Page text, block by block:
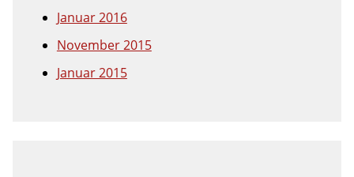
Januar 2016
November 2015
Januar 2015